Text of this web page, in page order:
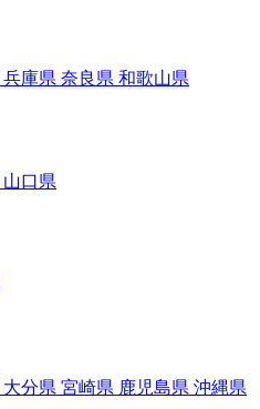
兵庫県 奈良県 和歌山県
山口県
大分県 宮崎県 鹿児島県 沖縄県